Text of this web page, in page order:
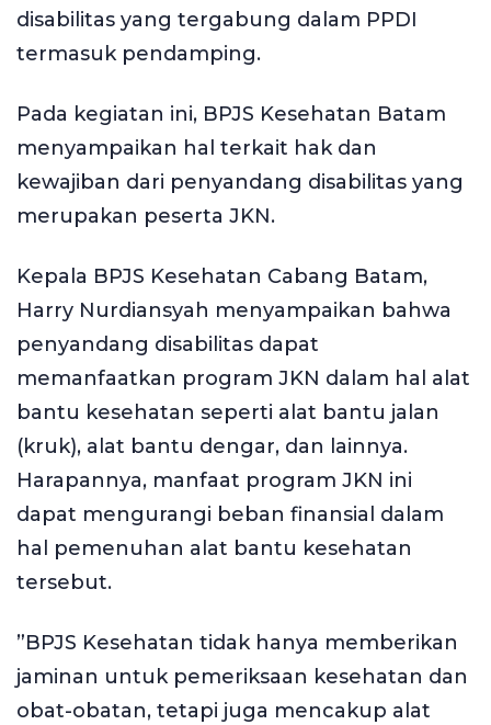
disabilitas yang tergabung dalam PPDI
termasuk pendamping.
Pada kegiatan ini, BPJS Kesehatan Batam
menyampaikan hal terkait hak dan
kewajiban dari penyandang disabilitas yang
merupakan peserta JKN.
Kepala BPJS Kesehatan Cabang Batam,
Harry Nurdiansyah menyampaikan bahwa
penyandang disabilitas dapat
memanfaatkan program JKN dalam hal alat
bantu kesehatan seperti alat bantu jalan
(kruk), alat bantu dengar, dan lainnya.
Harapannya, manfaat program JKN ini
dapat mengurangi beban finansial dalam
hal pemenuhan alat bantu kesehatan
tersebut.
”BPJS Kesehatan tidak hanya memberikan
jaminan untuk pemeriksaan kesehatan dan
obat-obatan, tetapi juga mencakup alat